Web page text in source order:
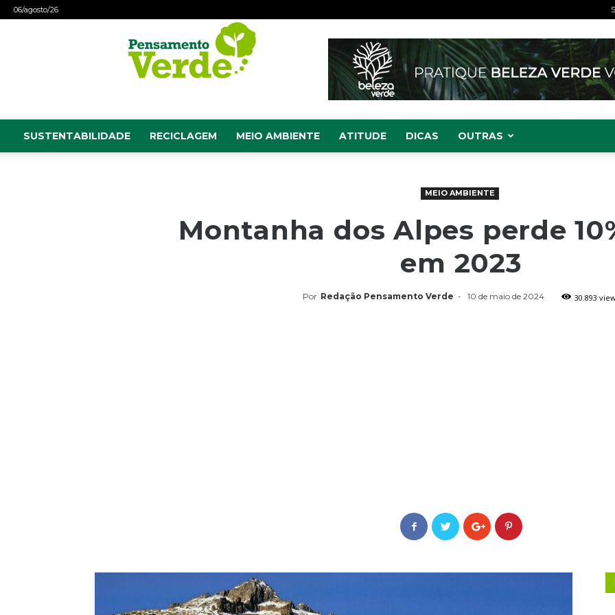
06/agosto/26
SUSTENTABILIDADE RECICLAGEM MEIO AMBIENTE ATITUDE DICAS OUTRAS
MEIO AMBIENTE
Montanha dos Alpes perde
em 2023
Por Redação Pensamento Verde - 10 de maio de 2024 30.893